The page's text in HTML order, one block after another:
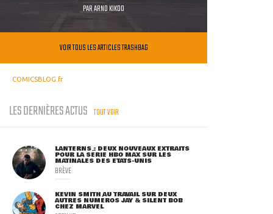
PARARNO KIKOO
VOIR TOUS LES ARTICLES TRASHBAG
COMICSBLOG.fr
LES DERNIÈRES ACTUS TOUT VOIR
LANTERNS : DEUX NOUVEAUX EXTRAITS
POUR LA SÉRIE HBO MAX SUR LES
MATINALES DES ETATS-UNIS
BRÈVE
KEVIN SMITH AU TRAVAIL SUR DEUX
AUTRES NUMÉROS JAY & SILENT BOB
CHEZ MARVEL